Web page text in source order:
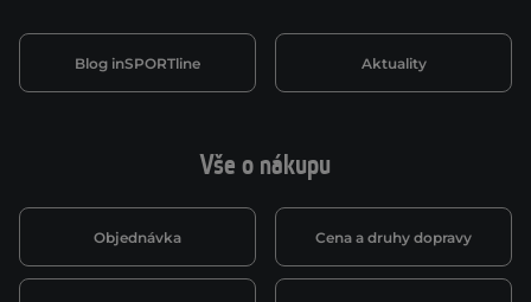
Vše o nákupu
Objednávka Cena a druhy dopravy
Blog inSPORTline Aktuality